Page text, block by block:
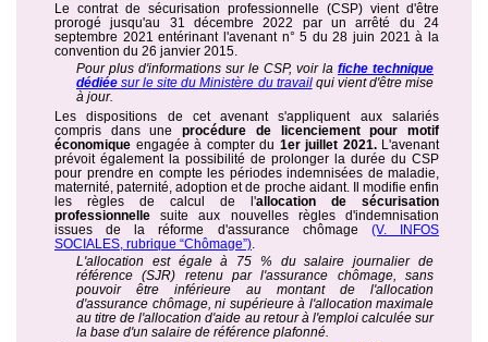
Le contrat de sécurisation professionnelle (CSP) vient d'être
prorogé jusqu'au 31 décembre 2022 par un arrêté du 24
septembre 2021 entérinant l'avenant n° 5 du 28 juin 2021 à la
convention du 26 janvier 2015.
Pour plus d'informations sur le CSP, voir la fiche technique
dédiée sur le site du Ministère du travailqui vient d'être mise
à jour.
Les dispositions de cet avenant s'appliquent aux salariés
compris dans uneprocédure de licenciement pour motif
économique engagée à compter du 1er juillet 2021.L'avenant
prévoit également la possibilité de prolonger la durée du CSP
pour prendre en compte les périodes indemnisées de maladie,
maternité, paternité, adoption et de proche aidant. Il modifie enfin
les règles de calcul de l'allocation de sécurisation
professionnelle suite aux nouvelles règles d'indemnisation
issues de la réforme d'assurance chômage (V. INFOS
SOCIALES, rubrique “Chômage”).
L'allocation est égale à 75 % du salaire journalier de
référence (SJR) retenu par l'assurance chômage, sans
pouvoir être inférieure au montant de l'allocation
d'assurance chômage, ni supérieure à l'allocation maximale
au titre de l'allocation d'aide au retour à l'emploi calculée sur
la base d'un salaire de référence plafonné.